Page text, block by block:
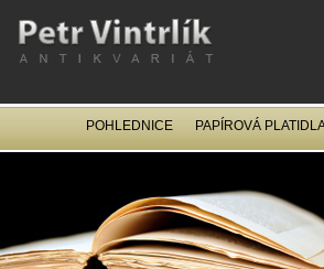
POHLEDNICE PAPÍROVÁ